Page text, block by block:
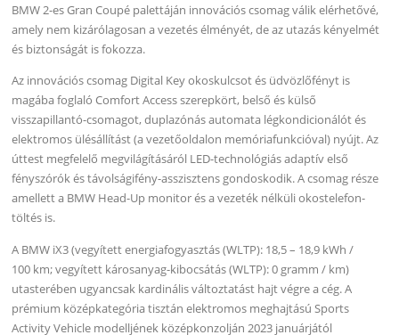
BMW 2-es Gran Coupé palettáján innovációs csomag válik elérhetővé,
amely nem kizárólagosan a vezetés élményét, de az utazás kényelmét
és biztonságát is fokozza.
Az innovációs csomag Digital Key okoskulcsot és üdvözlőfényt is
magába foglaló Comfort Access szerepkört, belső és külső
visszapillantó-csomagot, duplazónás automata légkondicionálót és
elektromos ülésállítást (a vezetőoldalon memóriafunkcióval) nyújt. Az
úttest megfelelő megvilágításáról LED-technológiás adaptív első
fényszórók és távolságifény-asszisztens gondoskodik. A csomag része
amellett a BMW Head-Up monitor és a vezeték nélküli okostelefon-
töltés is.
A BMW iX3 (vegyített energiafogyasztás (WLTP): 18,5 – 18,9 kWh /
100 km; vegyített károsanyag-kibocsátás (WLTP): 0 gramm / km)
utasterében ugyancsak kardinális változtatást hajt végre a cég. A
prémium középkategória tisztán elektromos meghajtású Sports
Activity Vehicle modelljének középkonzolján 2023 januárjától